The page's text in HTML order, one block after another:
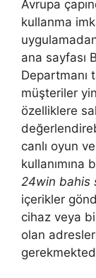
Avrupa
kullanma
ana sayfası
Departmanı
müşteriler
özelliklere
canlı oyun
kullanımına
24win bahis
içerikler
cihaz veya
olan